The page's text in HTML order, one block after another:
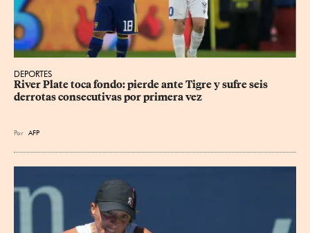
DEPORTES
River Plate toca fondo: pierde ante Tigre y sufre seis
derrotas consecutivas por primera vez
Por AFP